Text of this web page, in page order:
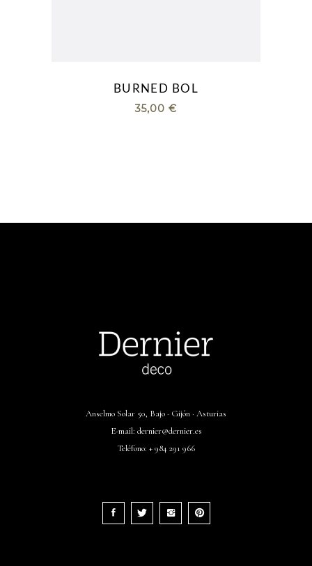
BURNED BOL
35,00€
Anselmo Solar 50, Bajo · Gijón · Asturias
E-mail: dernier@dernier.es
Teléfono: + 984 291 966